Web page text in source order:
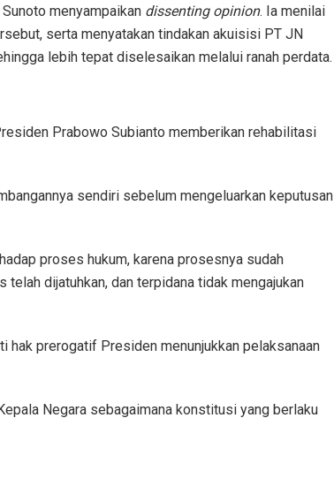
menyampaikan dissenting opinion. Ia menilai
serta menyatakan tindakan akuisisi PT JN
lebih tepat diselesaikan melalui ranah perdata.
Prabowo Subianto memberikan rehabilitasi
sendiri sebelum mengeluarkan keputusan
proses hukum, karena prosesnya sudah
dijatuhkan, dan terpidana tidak mengajukan
hak prerogatif Presiden menunjukkan pelaksanaan
Negara sebagaimana konstitusi yang berlaku